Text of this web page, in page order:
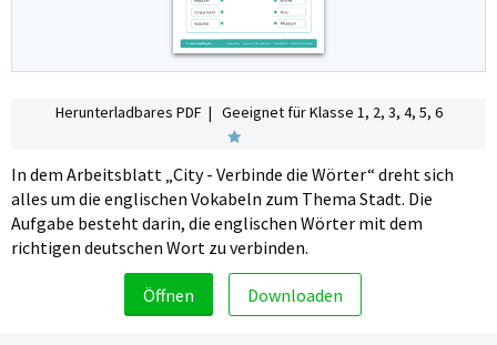
Herunterladbares PDF | Geeignet für Klasse 1, 2, 3, 4, 5, 6
In dem Arbeitsblatt „City - Verbinde die Wörter“ dreht sich
alles um die englischen Vokabeln zum Thema Stadt. Die
Aufgabe besteht darin, die englischen Wörter mit dem
richtigen deutschen Wort zu verbinden.
Öffnen Downloaden